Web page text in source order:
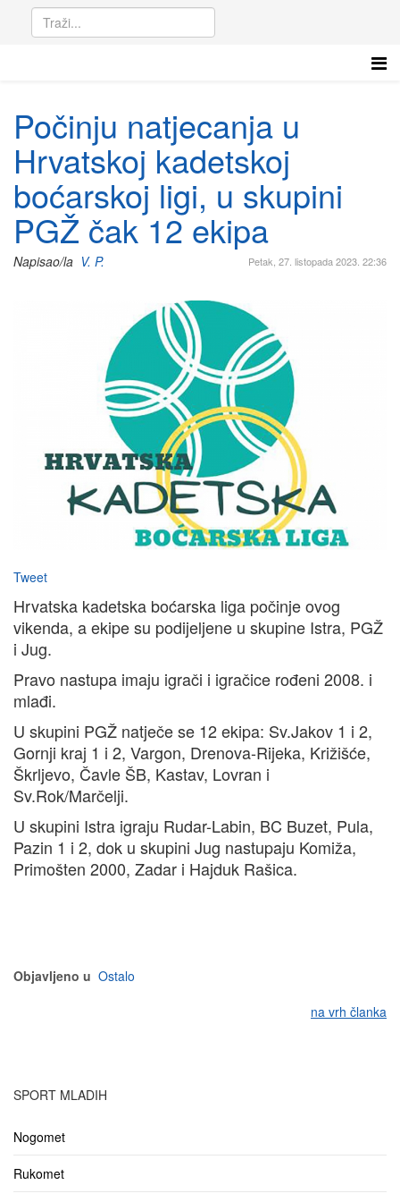
Počinju natjecanja u
Hrvatskoj kadetskoj
boćarskoj ligi, u skupini
PGŽ čak 12 ekipa
Petak, 27. listopada 2023. 22:36
Napisao/la V. P.
Tweet
Hrvatska kadetska boćarska liga počinje ovog
vikenda, a ekipe su podijeljene u skupine Istra, PGŽ
i Jug.
Pravo nastupa imaju igrači i igračice rođeni 2008. i
mlađi.
U skupini PGŽ natječe se 12 ekipa: Sv.Jakov 1 i 2,
Gornji kraj 1 i 2, Vargon, Drenova-Rijeka, Križišće,
Škrljevo, Čavle ŠB, Kastav, Lovran i
Sv.Rok/Marčelji.
U skupini Istra igraju Rudar-Labin, BC Buzet, Pula,
Pazin 1 i 2, dok u skupini Jug nastupaju Komiža,
Primošten 2000, Zadar i Hajduk Rašica.
Objavljeno u Ostalo
na vrh članka
SPORT MLADIH
Nogomet
Rukomet